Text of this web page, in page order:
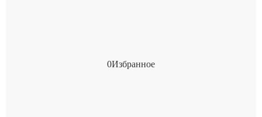
0Избранное